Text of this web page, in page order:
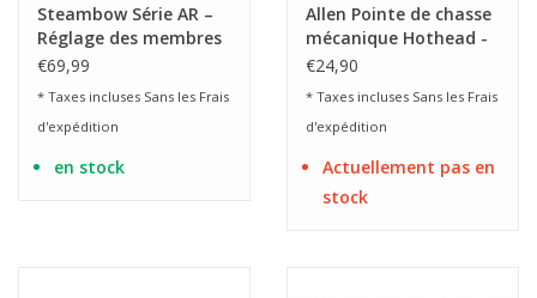
Steambow Série AR –
Réglage des membres
€69,99
* Taxes incluses Sans les Frais
d'expédition
en stock
Allen Pointe de chasse
mécanique Hothead -
3 pièces
€24,90
* Taxes incluses Sans les Frais
d'expédition
Actuellement pas en
stock